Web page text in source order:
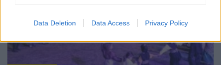
Data Deletion Data Access Privacy Policy